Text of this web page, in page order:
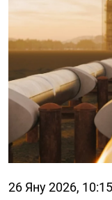
26 Яну 2026, 10:15